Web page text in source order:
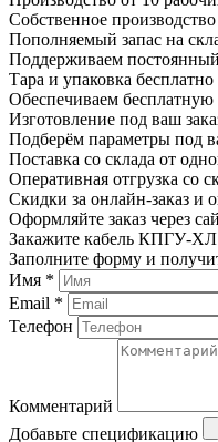
Собственное
Пополняемый запас на
Поддерживаем постоянный
Тара и упаковка бесплатно
Обеспечиваем
Изготовление под ваш
Подберём параметры под
Поставка со склада от
Оперативная отгрузка со
Скидки за онлайн-заказ и
Оформляйте заказ через
Закажите кабель КПГУ-ХЛ
Заполните форму и
Имя *
Email *
Телефон
Комментарий
Добавьте спецификацию